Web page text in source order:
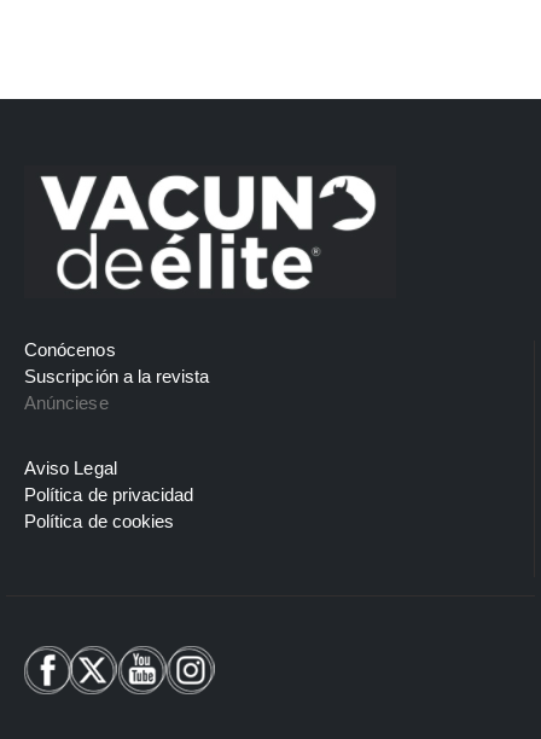
Conócenos
Suscripción a la revista
Anúnciese
Aviso Legal
Política de privacidad
Política de cookies